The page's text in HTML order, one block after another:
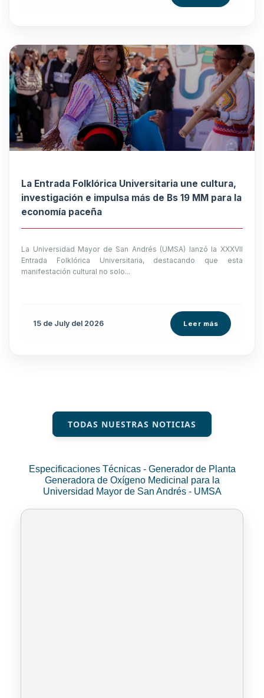
La Entrada Folklórica Universitaria une cultura,
investigación e impulsa más de Bs 19 MM para la
economía paceña
La Universidad Mayor de San Andrés (UMSA) lanzó la XXXVII
Entrada Folklórica Universitaria, destacando que esta
manifestación cultural no solo...
15 de July del 2026 Leer más
TODAS NUESTRAS NOTICIAS
Especificaciones Técnicas - Generador de Planta
Generadora de Oxígeno Medicinal para la
Universidad Mayor de San Andrés - UMSA